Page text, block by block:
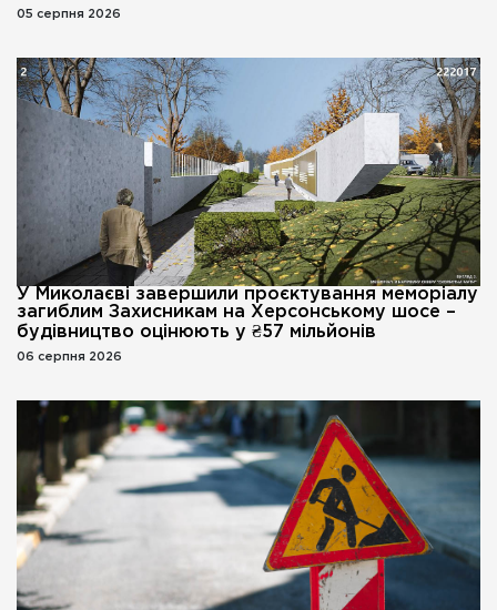
05 серпня 2026
У Миколаєві завершили проєктування меморіалу
загиблим Захисникам на Херсонському шосе –
будівництво оцінюють у ₴57 мільйонів
06 серпня 2026